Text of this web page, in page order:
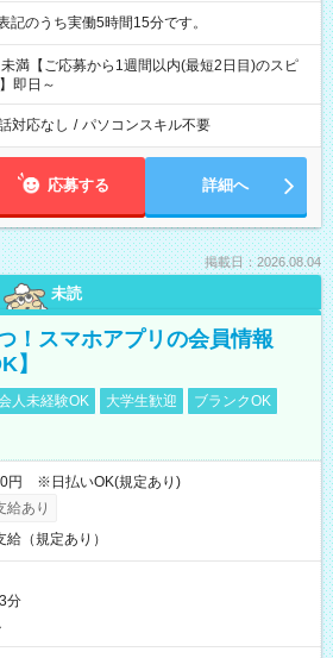
～15:00 ※表記のうち実働5時間15分です。
満【ご応募から1週間以内(最短2日目)のスピ
即日～
対応なし / パソコンスキル不要
応募する 詳細へ
掲載日：2026.08.04
未読
！スマホアプリの会員情報
】
人未経験OK 大学生歓迎
ブランクOK
円 ※日払いOK(規定あり)
給あり
給（規定あり）
分